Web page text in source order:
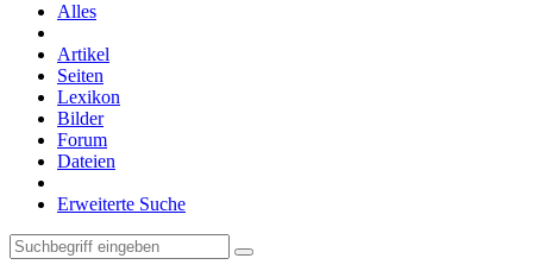
Alles
Artikel
Seiten
Lexikon
Bilder
Forum
Dateien
Erweiterte Suche